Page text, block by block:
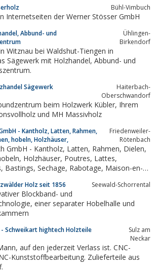
Leisten mit unterschiedlichen
Formen und...
Bühl-Vimbuch
Internetseiten der Werner Stösser GmbH
Abbund- und
Ühlingen-
Birkendorf
Witznau bei Waldshut-Tiengen in
mit Holzhandel, Abbund- und
Sägewerk
Haiterbach-
Oberschwandorf
beim Holzwerk Kübler, Ihrem
und MH Massivholz
- Kantholz, Latten, Rahmen,
hobeln, Holzhäuser,
Friedenweiler-
Rötenbach
Rahmen, Dielen,
Holz seit 1856 Seewald-Schorrental
Blockband- und
Hobelhalle und
Schweikart hightech Holzteile
Sulz am
Neckar
ist. CNC-
Kunststoffbearbeitung. Zulieferteile aus